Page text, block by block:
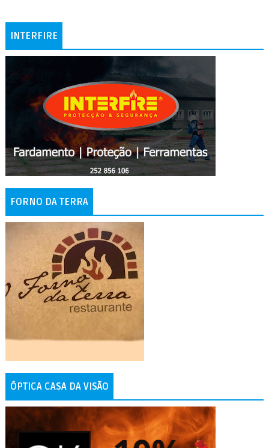
INTERFIRE
FORNO DA TERRA
ÓPTICA CASA DA VISÃO